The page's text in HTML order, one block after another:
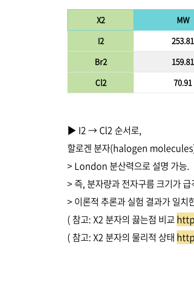
X2 MW
I2
253.81
Br2
159.81
Cl2
70.91
▶ I2 → Cl2 순서로,
할로겐 분자(halogen
> London 분산력으로 설명 가능.
> 즉, 분자량과 전자구름 크기가
> 이론적 추론과 실험 결과가 일치
( 참고: X2 분자의 끓는점 비교
( 참고: X2 분자의 물리적 상태